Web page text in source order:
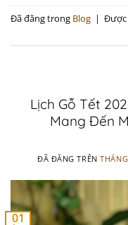
Đã đăng trong Blog | Được
Lịch Gỗ Tết
Mang Đến
ĐÃ ĐĂNG TRÊN
01